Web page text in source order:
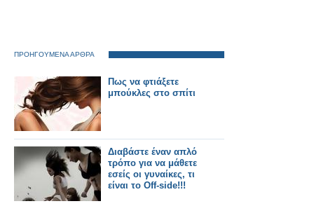
ΠΡΟΗΓΟΥΜΕΝΑ ΑΡΘΡΑ
Πως να φτιάξετε
μπούκλες στο σπίτι
Διαβάστε έναν απλό
τρόπο για να μάθετε
εσείς οι γυναίκες, τι
είναι το Off-side!!!